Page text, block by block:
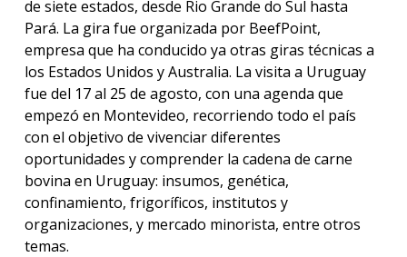
de siete estados, desde Rio Grande do Sul hasta
Pará. La gira fue organizada por BeefPoint,
empresa que ha conducido ya otras giras técnicas a
los Estados Unidos y Australia. La visita a Uruguay
fue del 17 al 25 de agosto, con una agenda que
empezó en Montevideo, recorriendo todo el país
con el objetivo de vivenciar diferentes
oportunidades y comprender la cadena de carne
bovina en Uruguay: insumos, genética,
confinamiento, frigoríficos, institutos y
organizaciones, y mercado minorista, entre otros
temas.